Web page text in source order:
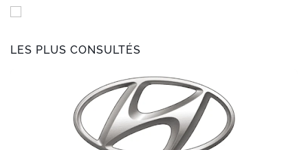
LES PLUS CONSULTÉS